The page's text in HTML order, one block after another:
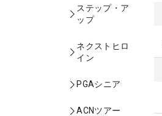
ステップ・ア
ップ
ネクストヒロ
イン
PGAシニア
ACNツアー